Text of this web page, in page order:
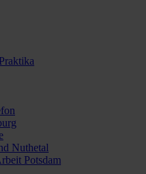
Nuthetal
Potsdam